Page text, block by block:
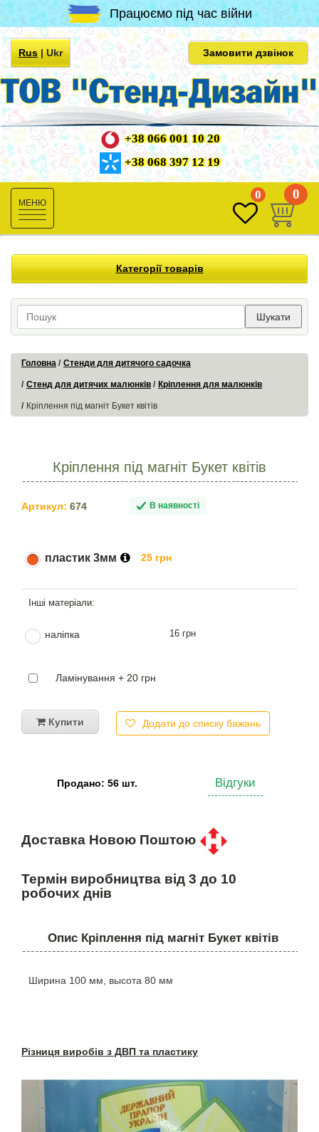
Працюємо під час війни
Rus|Ukr Замовити дзвінок
+38 066 001 10 20
+38 068 397 12 19
Toggle
navigation
0 0
Категорії товарів
Шукати
Головна Стенди для дитячого садочка
Стенд для дитячих малюнків Кріплення для малюнків
Кріплення під магніт Букет квітів
Кріплення під магніт Букет квітів
Артикул: 674 В наявності
пластик 3мм 25 грн
наліпка 16 грн
Ламінування + 20 грн
Купити Додати до списку бажань
Продано: 56 шт. Відгуки
Доставка Новою Поштою
Термін виробництва від 3 до 10
робочих днів
Опис Кріплення під магніт Букет квітів
Ширина 100 мм, высота 80 мм
Різниця виробів з ДВП та пластику